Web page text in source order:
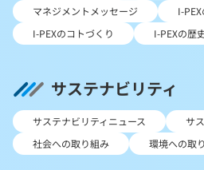
マネジメントメッセージ
I-
I-PEXのコトづくり
I-PEXの歴
サステナビリティ
サステナビリティニュース
サ
社会への取り組み
環境への取